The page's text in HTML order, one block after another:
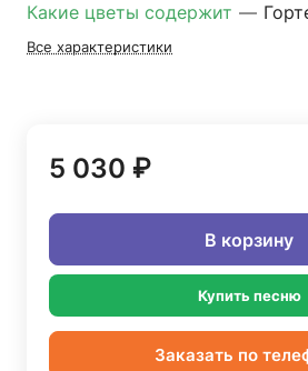
Какие цветы содержит —
Все характеристики
5 030 ₽
В корзину
Купить песню
Заказать по